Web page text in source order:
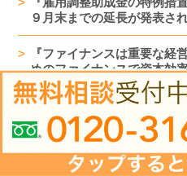
９月末までの延長が発表され
『ファイナンスは重要な
めのファイナンスで資本効
『価格・値決めに関する１
針！』 …自衛のために、少
ぐ価格に転嫁 してくださ
『キャリアアップ助成金（